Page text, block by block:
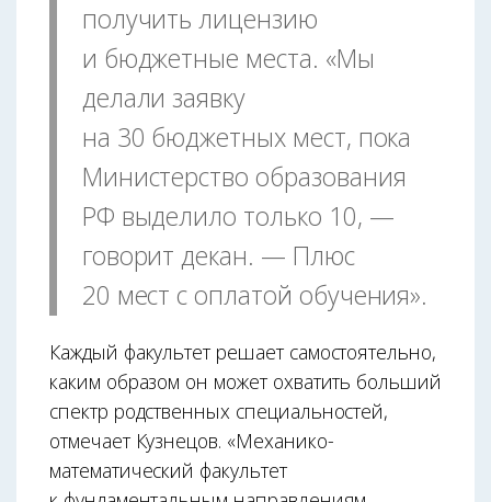
получить лицензию
и бюджетные места. «Мы
делали заявку
на 30 бюджетных мест, пока
Министерство образования
РФ выделило только 10, —
говорит декан. — Плюс
20 мест с оплатой обучения».
Каждый факультет решает самостоятельно,
каким образом он может охватить больший
спектр родственных специальностей,
отмечает Кузнецов. «Механико-
математический факультет